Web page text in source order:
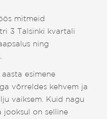
mitmeid
3 Talsinki kvartali
ning
esimene
võrreldes kehvem ja
vaiksem. Kuid nagu
jooksul on selline